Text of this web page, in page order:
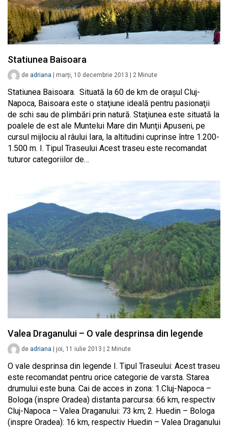
Statiunea Baisoara
de adriana marți, 10 decembrie 2013 2 Minute
Statiunea Baisoara. Situată la 60 de km de oraşul Cluj-
Napoca, Baisoara este o staţiune ideală pentru pasionaţii
de schi sau de plimbări prin natură. Staţiunea este situată la
poalele de est ale Muntelui Mare din Munţii Apuseni, pe
cursul mijlociu al râului Iara, la altitudini cuprinse între 1.200-
1.500 m. I. Tipul Traseului Acest traseu este recomandat
tuturor categoriilor de…
Valea Draganului – O vale desprinsa din legende
de adriana joi, 11 iulie 2013 2 Minute
O vale desprinsa din legende I. Tipul Traseului: Acest traseu
este recomandat pentru orice categorie de varsta. Starea
drumului este buna. Cai de acces in zona: 1.Cluj-Napoca –
Bologa (inspre Oradea) distanta parcursa: 66 km, respectiv
Cluj-Napoca – Valea Draganului: 73 km; 2. Huedin – Bologa
(inspre Oradea): 16 km, respectiv Huedin – Valea Draganului